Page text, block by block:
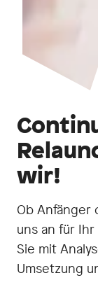
wir!
Ob Anfänger
uns an für
Sie mit
Umsetzung